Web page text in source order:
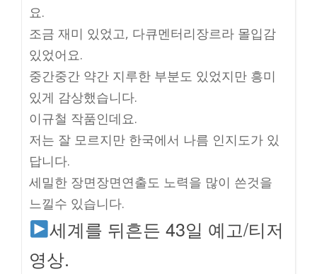
요.
조금 재미 있었고, 다큐멘터리장르라 몰입감
있었어요.
중간중간 약간 지루한 부분도 있었지만 흥미
있게 감상했습니다.
이규철 작품인데요.
저는 잘 모르지만 한국에서 나름 인지도가 있
답니다.
세밀한 장면장면연출도 노력을 많이 쓴것을
느낄수 있습니다.
세계를 뒤흔든 43일 예고/티저
영상.